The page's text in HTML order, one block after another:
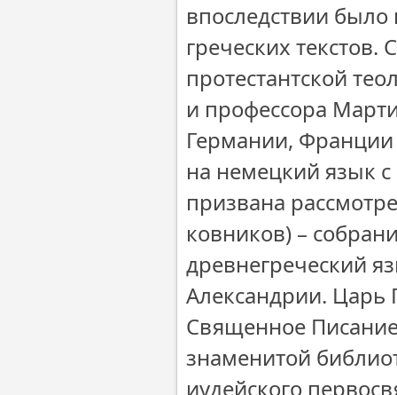
впоследствии было
греческих
протестантской
и профессора
Германии, Франции
на немецкий язык
призвана
ковников) –
древнегреческий
Александрии.
Священное
знаменитой
иудейского